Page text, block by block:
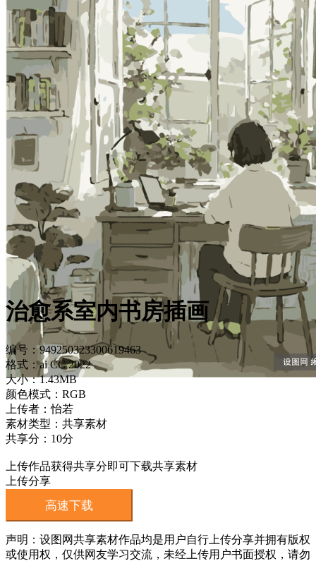
治愈系室内书房插画
编号：949250323300619463
格式：ai CC 2022
大小：1.43MB
颜色模式：RGB
上传者：怡若
素材类型：共享素材
共享分：10分
上传作品获得共享分即可下载共享素材
上传分享
高速下载
声明：设图网共享素材作品均是用户自行上传分享并拥有版权
或使用权，仅供网友学习交流，未经上传用户书面授权，请勿